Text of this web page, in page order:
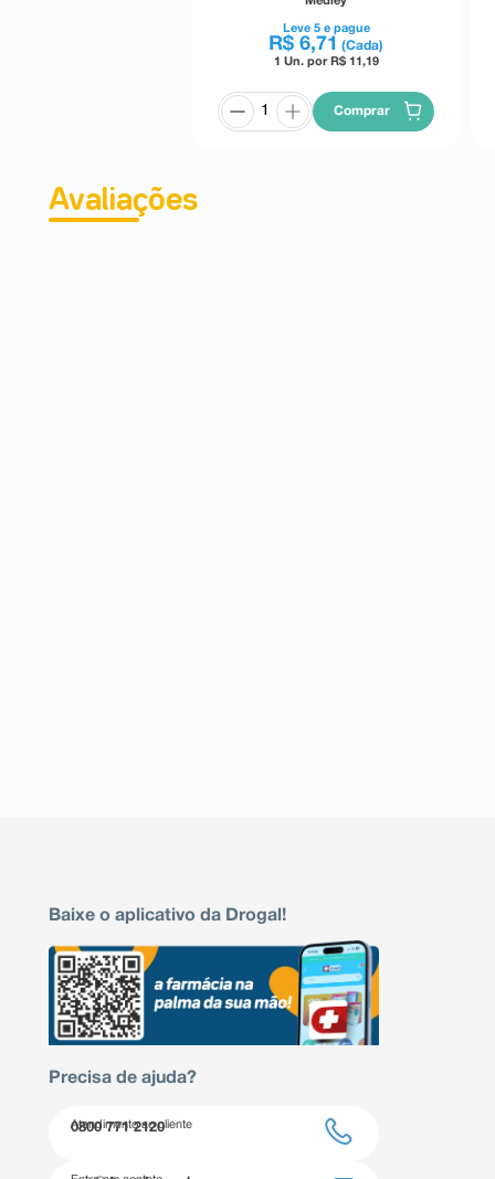
Leve 5e pague
R$ 6,71 (Cada)
1 Un. por R$ 11,19
Comprar
Avaliações
Baixe o aplicativo da Drogal!
Precisa de ajuda?
Atendimento ao cliente
0800 771 2120